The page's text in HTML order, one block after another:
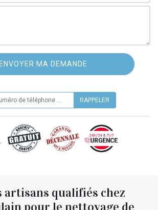
artisans qualifiés chez